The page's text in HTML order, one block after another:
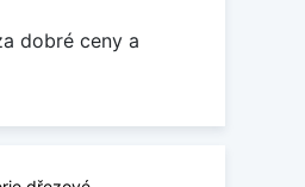
dobré ceny a